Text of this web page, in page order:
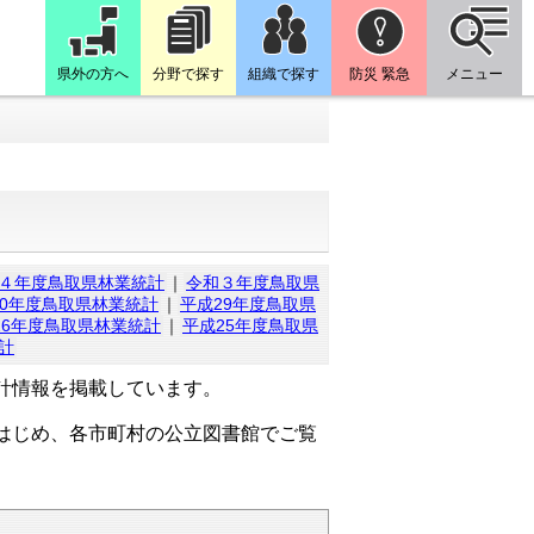
県外の方へ 分野で探す 組織で探す 防災 緊急 メニュー
年度鳥取県林業統計 ｜ 令和３年度鳥取県
年度鳥取県林業統計 ｜ 平成29年度鳥取県
年度鳥取県林業統計 ｜ 平成25年度鳥取県
報を掲載しています。
め、各市町村の公立図書館でご覧